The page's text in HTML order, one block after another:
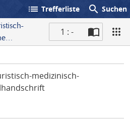
list Trefferliste search Suchen
1 : -
medizinisch-